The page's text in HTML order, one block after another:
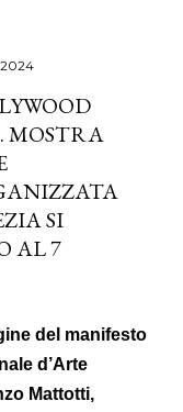
2024
MOSTRA
SI
AL 7
del manifesto
d’Arte
Mattotti,